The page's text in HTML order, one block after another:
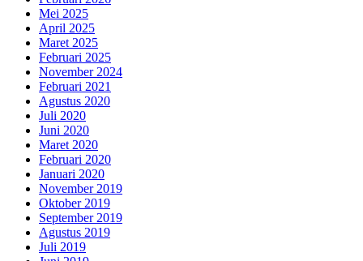
Mei 2025
April 2025
Maret 2025
Februari 2025
November 2024
Februari 2021
Agustus 2020
Juli 2020
Juni 2020
Maret 2020
Februari 2020
Januari 2020
November 2019
Oktober 2019
September 2019
Agustus 2019
Juli 2019